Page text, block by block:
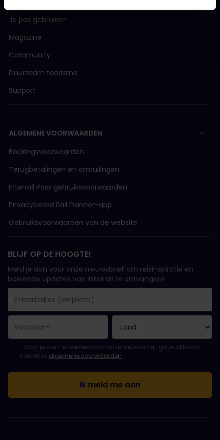
Je pas gebruiken
Magazine
Community
Duurzaam toerisme
Support
ALGEMENE VOORWAARDEN
Boekingsvoorwaarden
Terugbetalingen en omruilingen
Interrail Pass gebruiksvoorwaarden
Privacybeleid Rail Planner-app
Gebruiksvoorwaarden van de website
BLIJF OP DE HOOGTE!
Meld je aan voor onze nieuwsbrief om reisinspiratie en
boeiende updates van Interrail te ontvangen!
Je inschrijving is gelukt..
E-mailadres is een verplicht veld!
E-mailadres is ongeldig!
Fout bij het abonneren op de nieuwsbrief. Probeer het later
Je hebt je al geabonneerd op deze nieuwsbrief!
Ga akkoord met de algemene voorwaarden om je in te
Door je aan te melden voor onze nieuwsbrief, ga je akkoord
met onze algemene voorwaarden.